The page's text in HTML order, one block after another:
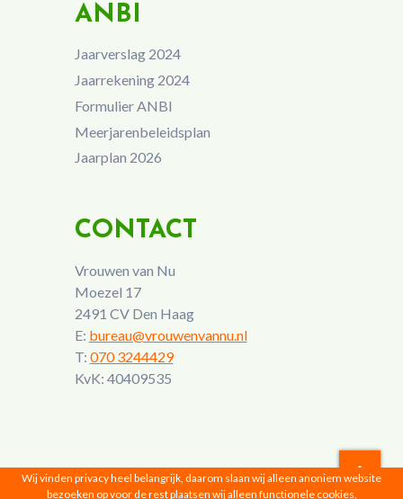
ANBI
Jaarverslag 2024
Jaarrekening 2024
Formulier ANBI
Meerjarenbeleidsplan
Jaarplan 2026
CONTACT
Vrouwen van Nu
Moezel 17
2491 CV Den Haag
E: bureau@vrouwenvannu.nl
T: 070 3244429
KvK: 40409535
Wij vinden privacy heel belangrijk, daarom slaan wij alleen anoniem website
bezoeken op voor de rest plaatsen wij alleen functionele cookies,